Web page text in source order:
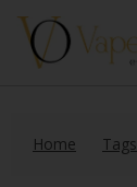
Home Tags